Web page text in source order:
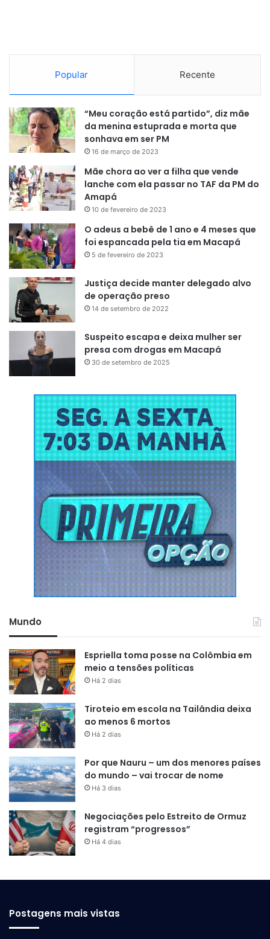
pena por roubo. Além disso, ele estava em uma
motocicleta que foi roubada no dia 27 de setembro”
disse o capitão Hércules.
Depois de ser preso, o suspeito ainda informou aos
policiais que escondia outra motocicleta roubada. O
veículo foi localizado e apreendido pela equipe da Rotam.
“O ex-detento é responsável por vários roubos em
estabelecimentos comerciais e de motocicletas. Ao
chegar no Ciosp do bairro Pacoval, uma das vítimas o
reconheceu como o autor do roubo de sua motocicleta”
finalizou o comandante da Rotam.
Popular Recente
“Meu coração está partido”, diz mãe
da menina estuprada e morta que
sonhava em ser PM
16 de março de 2023
Mãe chora ao ver a filha que vende
lanche com ela passar no TAF da PM do
Amapá
10 de fevereiro de 2023
O adeus a bebê de 1 ano e 4 meses que
foi espancada pela tia em Macapá
5 de fevereiro de 2023
Justiça decide manter delegado alvo
de operação preso
14 de setembro de 2022
Suspeito escapa e deixa mulher ser
presa com drogas em Macapá
30 de setembro de 2025
Mundo
Espriella toma posse na Colômbia em
meio a tensões políticas
Há 2 dias
Tiroteio em escola na Tailândia deixa
ao menos 6 mortos
Há 2 dias
Por que Nauru – um dos menores países
do mundo – vai trocar de nome
Há 3 dias
Negociações pelo Estreito de Ormuz
registram “progressos”
Há 4 dias
Postagens mais vistas